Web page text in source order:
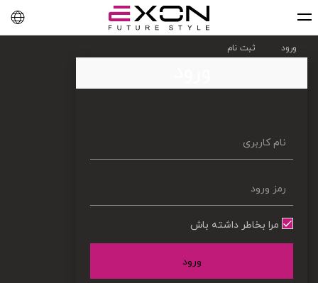
ورود ثبت نام
مرا بخاطر داشته باش
ورود